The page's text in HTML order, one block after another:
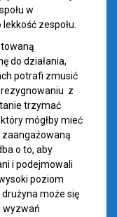
w
zespołu.
do działania,
potrafi zmusić
rezygnowaniu z
trzymać
mógłby mieć
o to, aby
i podejmowali
poziom
może się
wyzwań